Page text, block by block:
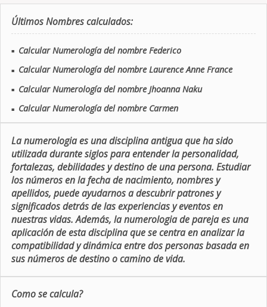
Últimos Nombres calculados:
■ Calcular Numerología del nombre Federico
■ Calcular Numerología del nombre Laurence Anne France
■ Calcular Numerología del nombre Jhoanna Naku
■ Calcular Numerología del nombre Carmen
La numerologia es una disciplina antigua que ha sido
utilizada durante siglos para entender la personalidad,
fortalezas, debilidades y destino de una persona. Estudiar
los números en la fecha de nacimiento, nombres y
apellidos, puede ayudarnos a descubrir patrones y
significados detrás de las experiencias y eventos en
nuestras vidas. Además, la numerologia de pareja es una
aplicación de esta disciplina que se centra en analizar la
compatibilidad y dinámica entre dos personas basada en
sus números de destino o camino de vida.
Como se calcula?